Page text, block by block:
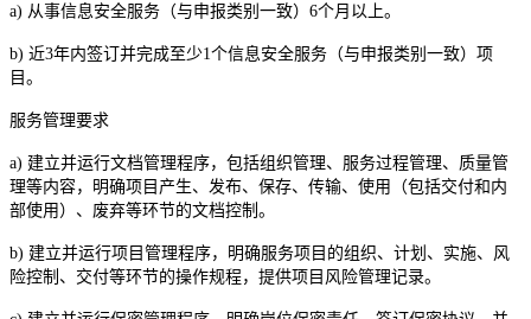
a) 从事信息安全服务（与申报类别一致）6个月以上。
b) 近3年内签订并完成至少1个信息安全服务（与申报类别一致）项
目。
服务管理要求
a) 建立并运行文档管理程序，包括组织管理、服务过程管理、质量管
理等内容，明确项目产生、发布、保存、传输、使用（包括交付和内
部使用）、废弃等环节的文档控制。
b) 建立并运行项目管理程序，明确服务项目的组织、计划、实施、风
险控制、交付等环节的操作规程，提供项目风险管理记录。